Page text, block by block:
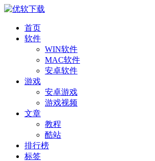
首页
软件
WIN软件
MAC软件
安卓软件
游戏
安卓游戏
游戏视频
文章
教程
酷站
排行榜
标签